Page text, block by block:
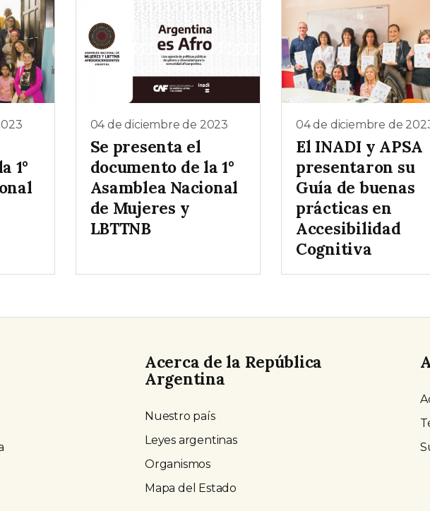
1°
04 de diciembre de 2023
Se presenta el
documento de la 1°
Asamblea Nacional
de Mujeres y
LBTTNB
04 de diciembre de
El INADI y APSA
presentaron su
Guía de buenas
prácticas en
Accesibilidad
Cognitiva
Acerca de la República
Argentina
Nuestro país
Leyes argentinas
Organismos
Mapa del Estado